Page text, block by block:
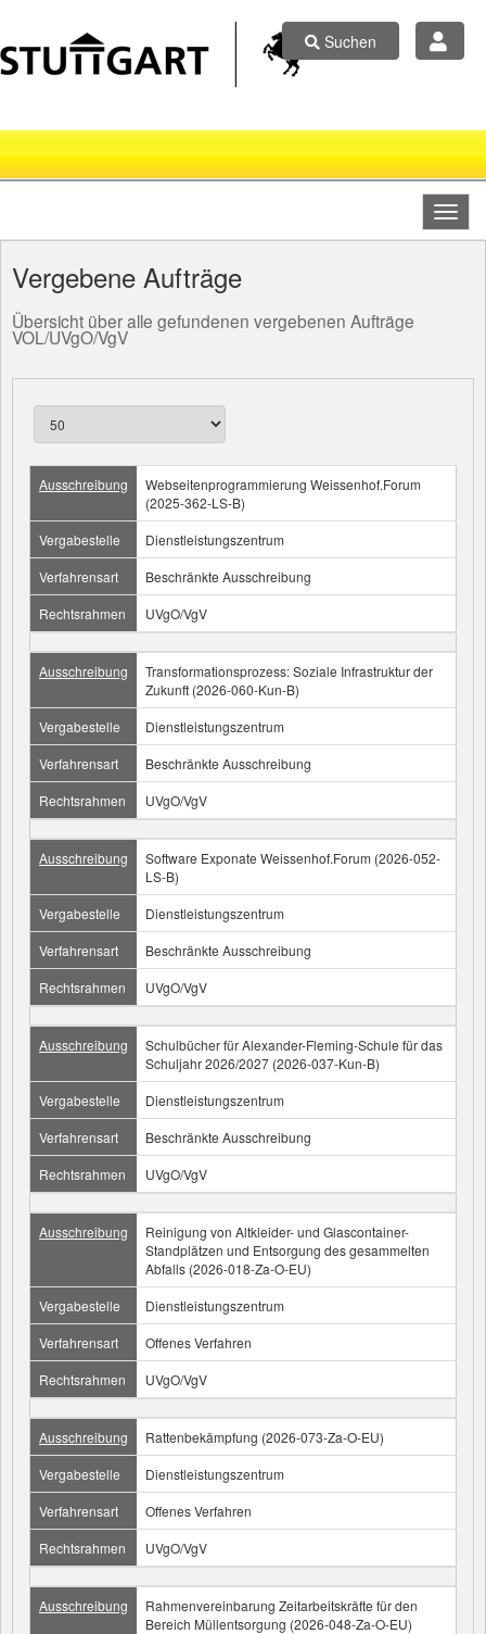
Suchen
Vergebene Aufträge
Übersicht über alle gefundenen vergebenen Aufträge
VOL/UVgO/VgV
Ausschreibung
Webseitenprogrammierung Weissenhof.Forum
(2025-362-LS-B)
Vergabestelle
Dienstleistungszentrum
Verfahrensart
Beschränkte Ausschreibung
Rechtsrahmen
UVgO/VgV
Ausschreibung
Transformationsprozess: Soziale Infrastruktur der
Zukunft (2026-060-Kun-B)
Vergabestelle
Dienstleistungszentrum
Verfahrensart
Beschränkte Ausschreibung
Rechtsrahmen
UVgO/VgV
Ausschreibung
Software Exponate Weissenhof.Forum (2026-052-
LS-B)
Vergabestelle
Dienstleistungszentrum
Verfahrensart
Beschränkte Ausschreibung
Rechtsrahmen
UVgO/VgV
Ausschreibung
Schulbücher für Alexander-Fleming-Schule für das
Schuljahr 2026/2027 (2026-037-Kun-B)
Vergabestelle
Dienstleistungszentrum
Verfahrensart
Beschränkte Ausschreibung
Rechtsrahmen
UVgO/VgV
Ausschreibung
Reinigung von Altkleider- und Glascontainer-
Standplätzen und Entsorgung des gesammelten
Abfalls (2026-018-Za-O-EU)
Vergabestelle
Dienstleistungszentrum
Verfahrensart
Offenes Verfahren
Rechtsrahmen
UVgO/VgV
Ausschreibung
Rattenbekämpfung (2026-073-Za-O-EU)
Vergabestelle
Dienstleistungszentrum
Verfahrensart
Offenes Verfahren
Rechtsrahmen
UVgO/VgV
Ausschreibung
Rahmenvereinbarung Zeitarbeitskräfte für den
Bereich Müllentsorgung (2026-048-Za-O-EU)